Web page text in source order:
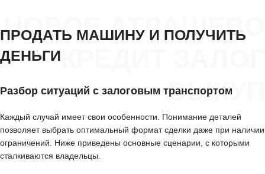
НОВОЕ АТЛАШЕВО
ВЫКУП
ПРОДАТЬ МАШИНУ И ПОЛУЧИТЬ
ДЕНЬГИ
Разбор ситуаций с залоговым транспортом
Каждый случай имеет свои особенности. Понимание деталей
позволяет выбрать оптимальный формат сделки даже при наличии
ограничений. Ниже приведены основные сценарии, с которыми
сталкиваются владельцы.